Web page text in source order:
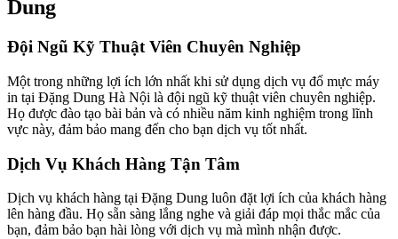
Dung
Đội Ngũ Kỹ Thuật Viên Chuyên Nghiệp
Một trong những lợi ích lớn nhất khi sử dụng dịch vụ đổ mực máy
in tại Đặng Dung Hà Nội là đội ngũ kỹ thuật viên chuyên nghiệp.
Họ được đào tạo bài bản và có nhiều năm kinh nghiệm trong lĩnh
vực này, đảm bảo mang đến cho bạn dịch vụ tốt nhất.
Dịch Vụ Khách Hàng Tận Tâm
Dịch vụ khách hàng tại Đặng Dung luôn đặt lợi ích của khách hàng
lên hàng đầu. Họ sẵn sàng lắng nghe và giải đáp mọi thắc mắc của
bạn, đảm bảo bạn hài lòng với dịch vụ mà mình nhận được.